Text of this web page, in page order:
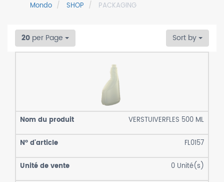
Mondo SHOP PACKAGING
Sort by
20 per Page
VERSTUIVERFLES 500 ML
FL0157
0 Unité(s)